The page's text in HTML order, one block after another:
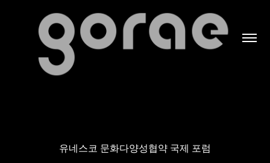
유네스코 문화다양성협약 국제 포럼